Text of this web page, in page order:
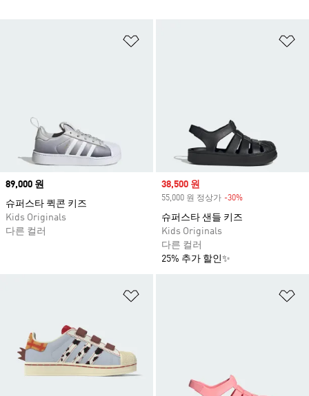
Price
89,000 원
슈퍼스타 퀵콘 키즈
Kids Originals
다른 컬러
Sale price
38,500 원
55,000 원 정상가 -30%
슈퍼스타 샌들 키즈
Kids Originals
다른 컬러
25% 추가 할인✨